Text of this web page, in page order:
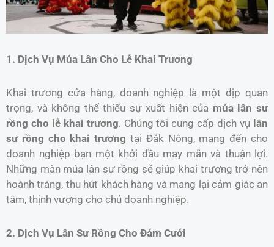
1. Dịch Vụ Múa Lân Cho Lễ Khai Trương
Khai trương cửa hàng, doanh nghiệp là một dịp quan
trọng, và không thể thiếu sự xuất hiện của múa lân sư
rồng cho lễ khai trương. Chúng tôi cung cấp dịch vụ lân
sư rồng cho khai trương tại Đắk Nông, mang đến cho
doanh nghiệp bạn một khởi đầu may mắn và thuận lợi.
Những màn múa lân sư rồng sẽ giúp khai trương trở nên
hoành tráng, thu hút khách hàng và mang lại cảm giác an
tâm, thịnh vượng cho chủ doanh nghiệp.
2. Dịch Vụ Lân Sư Rồng Cho Đám Cưới